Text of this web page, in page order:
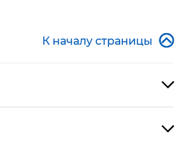
К началу страницы 

